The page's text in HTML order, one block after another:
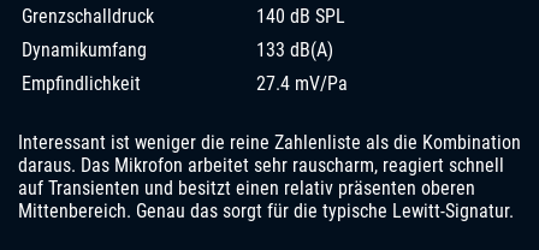
Grenzschalldruck
140 dB SPL
Dynamikumfang
133 dB(A)
Empfindlichkeit
27.4 mV/Pa
Interessant ist weniger die reine Zahlenliste als die Kombination
daraus. Das Mikrofon arbeitet sehr rauscharm, reagiert schnell
auf Transienten und besitzt einen relativ präsenten oberen
Mittenbereich. Genau das sorgt für die typische Lewitt-Signatur.